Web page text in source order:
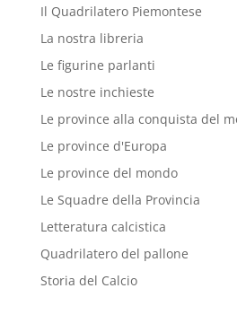
Il Quadrilatero Piemontese
La nostra libreria
Le figurine parlanti
Le nostre inchieste
Le province alla conquista del
Le province d'Europa
Le province del mondo
Le Squadre della Provincia
Letteratura calcistica
Quadrilatero del pallone
Storia del Calcio